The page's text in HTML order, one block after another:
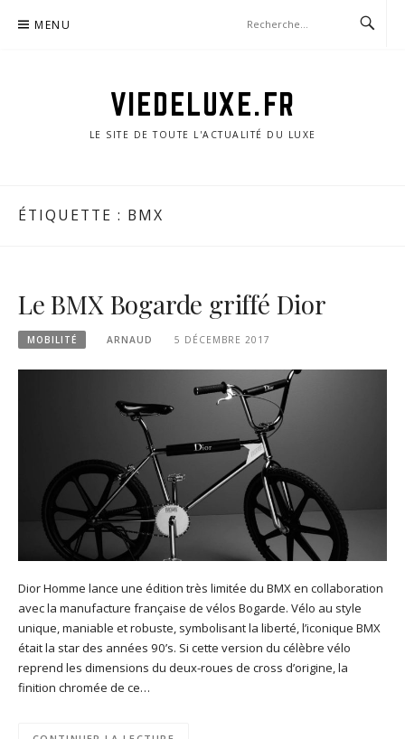
MENU
VIEDELUXE.FR
LE SITE DE TOUTE L'ACTUALITÉ DU LUXE
ÉTIQUETTE : BMX
Le BMX Bogarde griffé Dior
MOBILITÉ ARNAUD 5 DÉCEMBRE 2017
Dior Homme lance une édition très limitée du BMX en collaboration
avec la manufacture française de vélos Bogarde. Vélo au style
unique, maniable et robuste, symbolisant la liberté, l’iconique BMX
était la star des années 90’s. Si cette version du célèbre vélo
reprend les dimensions du deux-roues de cross d’origine, la
finition chromée de ce…